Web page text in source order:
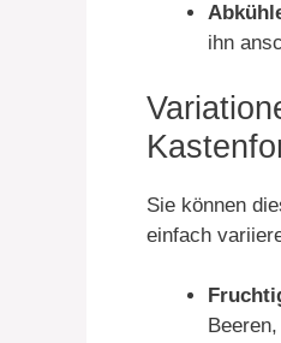
ihn
Sie können
einfach